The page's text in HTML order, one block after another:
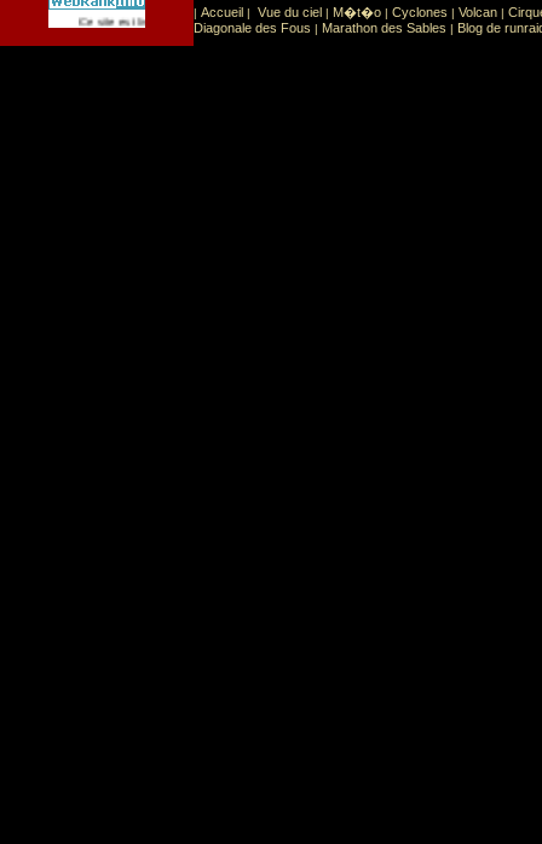
Ce site est list� dans la cat�gorie Sport Sports extr�mes
| Accueil | Vue du ciel | M�t�o | Cyclones | Volcan |
Diagonale des Fous | Marathon des Sables | Blog de